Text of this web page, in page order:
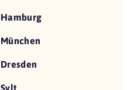
Hamburg
München
Dresden
Sylt